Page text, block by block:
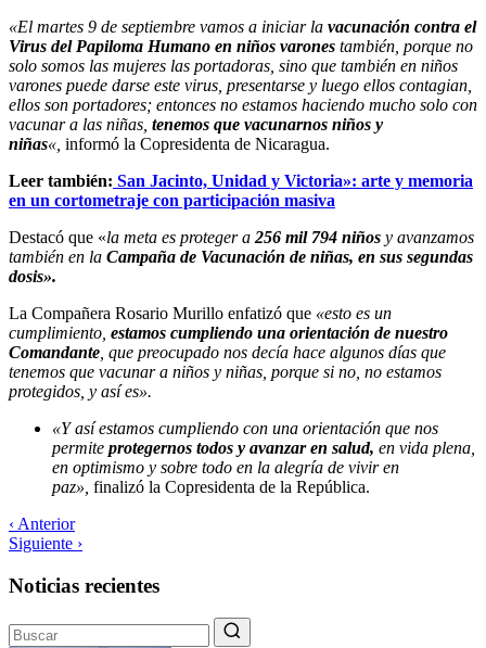
«El martes 9 de septiembre vamos a iniciar la vacunación contra el
Virus del Papiloma Humano en niños varones también, porque no
solo somos las mujeres las portadoras, sino que también en niños
varones puede darse este virus, presentarse y luego ellos contagian,
ellos son portadores; entonces no estamos haciendo mucho solo con
vacunar a las niñas, tenemos que vacunarnos niños y
niñas«, informó la Copresidenta de Nicaragua.
Leer también: San Jacinto, Unidad y Victoria»: arte y memoria
en un cortometraje con participación masiva
Destacó que «la meta es proteger a 256 mil 794 niños y avanzamos
también en la Campaña de Vacunación de niñas, en sus segundas
dosis».
La Compañera Rosario Murillo enfatizó que «esto es un
cumplimiento, estamos cumpliendo una orientación de nuestro
Comandante , que preocupado nos decía hace algunos días que
tenemos que vacunar a niños y niñas, porque si no, no estamos
protegidos, y así es».
«Y así estamos cumpliendo con una orientación que nos
permite protegernos todos y avanzar en salud, en vida plena,
en optimismo y sobre todo en la alegría de vivir en
paz», finalizó la Copresidenta de la República.
‹ Anterior
Siguiente ›
Noticias recientes